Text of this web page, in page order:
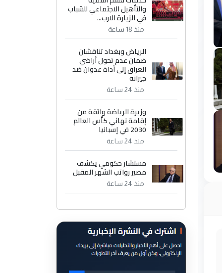
والتأهيل الاجتماعي للشباب
في الزيارة الارب...
منذ 18 ساعة
الرياض وبغداد تناقشان
ضمان عدم تحول أراضي
العراق إلى أداة عدوان ضد
جيرانه
منذ 24 ساعة
وزيرة الرياضة واثقة من
إقامة نهائي كأس العالم
2030 في إسبانيا
منذ 24 ساعة
مستشار حكومي يكشف
مصير رواتب الشهر المقبل
منذ 24 ساعة